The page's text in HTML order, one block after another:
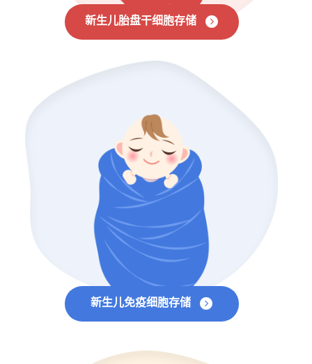
新生儿胎盘干细胞存储
新生儿免疫细胞存储